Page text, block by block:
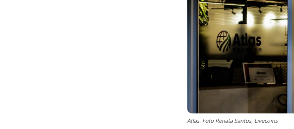
Atlas. Foto Renata Santos, Livecoins